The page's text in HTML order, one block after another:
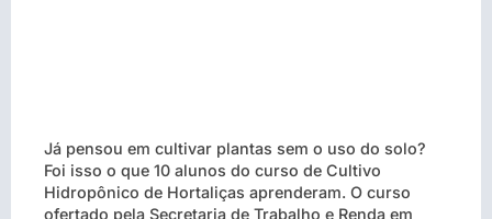
Já pensou em cultivar plantas sem o uso do solo?
Foi isso o que 10 alunos do curso de Cultivo
Hidropônico de Hortaliças aprenderam. O curso
ofertado pela Secretaria de Trabalho e Renda em